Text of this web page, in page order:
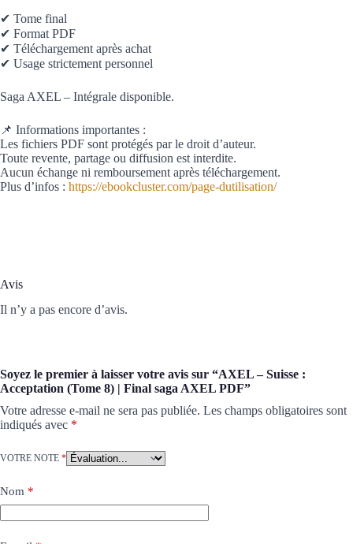
✔ Tome final
✔ Format PDF
✔ Téléchargement après achat
✔ Usage strictement personnel
Saga AXEL – Intégrale disponible.
📌 Informations importantes :
Les fichiers PDF sont protégés par le droit d’auteur.
Toute revente, partage ou diffusion est interdite.
Aucun échange ni remboursement après téléchargement.
Plus d’infos : https://ebookcluster.com/page-dutilisation/
Avis
Il n’y a pas encore d’avis.
Soyez le premier à laisser votre avis sur “AXEL – Suisse :
Acceptation (Tome 8) | Final saga AXEL PDF”
Votre adresse e-mail ne sera pas publiée. Les champs obligatoires sont
indiqués avec *
VOTRE NOTE *
Nom *